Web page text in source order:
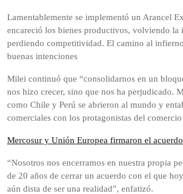
Lamentablemente se implementó un Arancel
encareció los bienes productivos, volviendo la
perdiendo competitividad. El camino al
buenas intenciones
Milei continuó que “consolidarnos en un
nos hizo crecer, sino que nos ha perjudicado.
como Chile y Perú se abrieron al mundo y
comerciales con los protagonistas del
Mercosur y Unión Europea firmaron el
“Nosotros nos encerramos en nuestra propia
de 20 años de cerrar un acuerdo con el que
aún dista de ser una realidad”, enfatizó.